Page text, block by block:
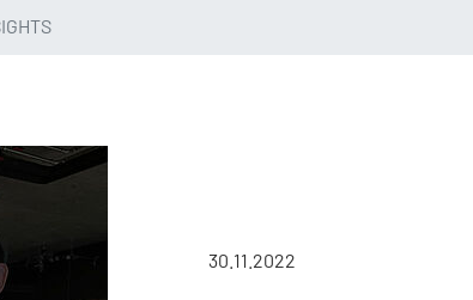
30.11.2022